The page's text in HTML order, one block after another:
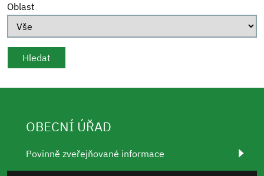
Oblast
OBECNÍ ÚŘAD
Povinně zveřejňované informace